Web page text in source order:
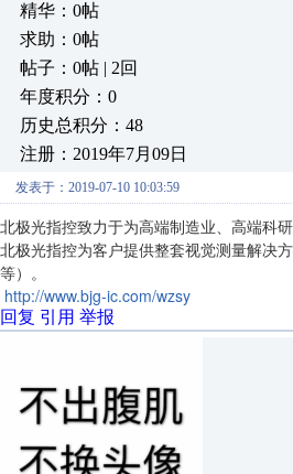
精华：0帖
求助：0帖
帖子：0帖 | 2回
年度积分：0
历史总积分：48
注册：2019年7月09日
发表于：2019-07-10 10:03:59
北极光指控致力于为高端制造业、高端科
北极光指控为客户提供整套视觉测量解决
等）。
http://www.bjg-ic.com/wzsy
回复 引用 举报